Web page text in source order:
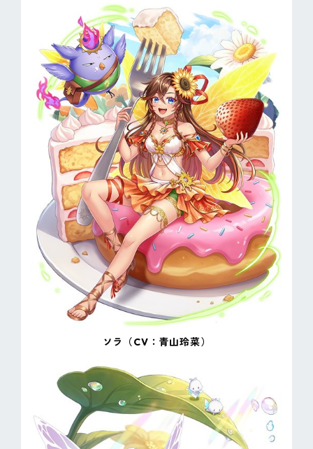
ソラ（CV：青山玲菜）